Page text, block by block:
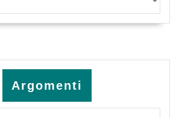
Argomenti